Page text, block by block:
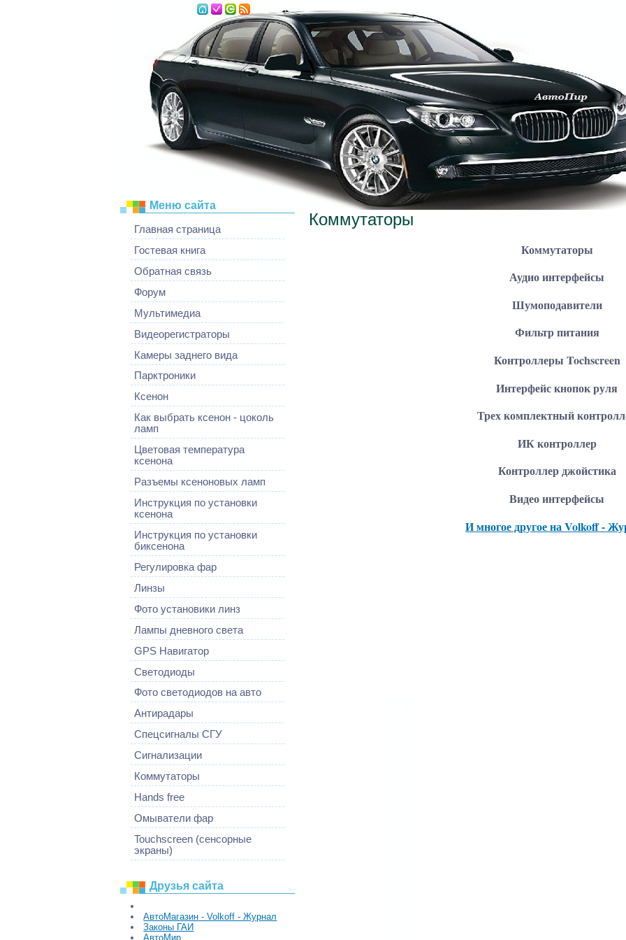
Меню сайта
Главная страница
Гостевая книга
Обратная связь
Форум
Мультимедиа
Видеорегистраторы
Камеры заднего вида
Парктроники
Ксенон
Как выбрать ксенон - цоколь
ламп
Цветовая температура
ксенона
Разъемы ксеноновых ламп
Инструкция по установки
ксенона
Инструкция по установки
биксенона
Регулировка фар
Линзы
Фото установики линз
Лампы дневного света
GPS Навигатор
Светодиоды
Фото светодиодов на авто
Антирадары
Спецсигналы СГУ
Сигнализации
Коммутаторы
Hands free
Омыватели фар
Touchscreen (сенсорные
экраны)
Друзья сайта
АвтоМагазин - Volkoff - Журнал
Законы ГАИ
АвтоМир
Коммутаторы
Коммутаторы
Аудио интерфейсы
Шумоподавители
Фильтр питания
Контроллеры Tochscreen
Интерфейс кнопок руля
Трех комплектный
ИК контроллер
Контроллер джойстика
Видео интерфейсы
И многое другое на Volkoff -